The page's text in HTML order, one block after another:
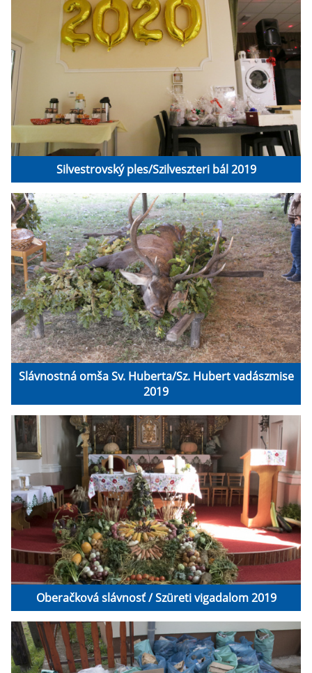
Silvestrovský ples/Szilveszteri bál 2019
Slávnostná omša Sv. Huberta/Sz. Hubert vadászmise
2019
Oberačková slávnosť / Szüreti vigadalom 2019